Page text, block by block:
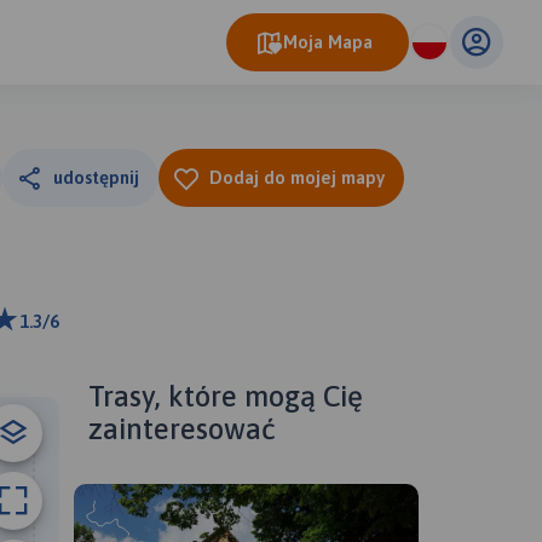
Moja Mapa
udostępnij Dodaj do mojej mapy
1.3/6
Trasy, które mogą Cię
zainteresować